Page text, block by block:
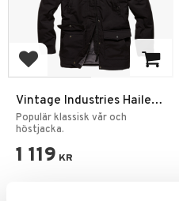
Add to favorites
Vintage Industries Hailey
ladies parka Dam Jacka
Populär klassisk vår och
höstjacka.
1 119 KR